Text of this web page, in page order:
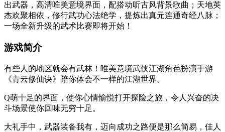
出武器，高清唯美意境界面，配搭动听古风背景歌曲；天地英
杰欢聚相依，修行武功心法绝学，提炼出真元连通奇经八脉；
一场全新升级的武术比赛即将开始！
游戏简介
有些人的地区就会有武林！唯美意境武侠江湖角色扮演手游
《青云修仙诀》陪你体会不一样的江湖世界。
Q萌十足的界面，使你心情愉悦打开探险之旅，令人兴奋的决
斗场景使你回味无穷十足。
大礼手中，武器装备我有，迈向成功之路便是那么简易，佳人